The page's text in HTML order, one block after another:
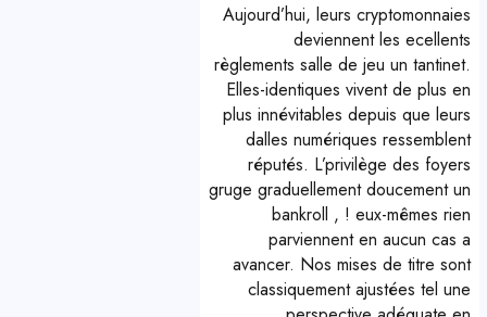
Aujourd’hui, leurs cryptomonnaies
deviennent les ecellents
règlements salle de jeu un tantinet.
Elles-identiques vivent de plus en
plus innévitables depuis que leurs
dalles numériques ressemblent
réputés. L’privilège des foyers
gruge graduellement doucement un
bankroll , ! eux-mêmes rien
parviennent en aucun cas a
avancer. Nos mises de titre sont
classiquement ajustées tel une